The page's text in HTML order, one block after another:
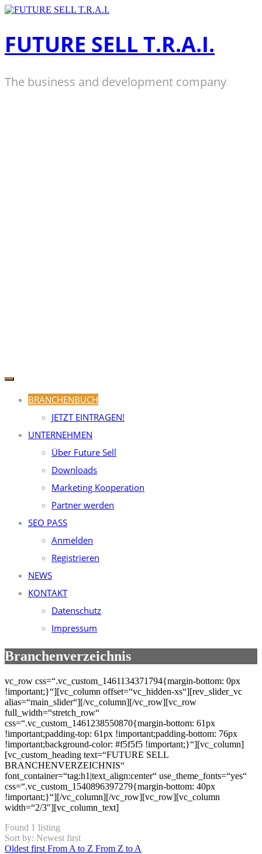
Zum
FUTURE SELL T.R.A.I.
The business and development company
BRANCHENBUCH
JETZT EINTRAGEN!
UNTERNEHMEN
Über Future Sell
Downloads
Marketing Kooperation
Partner werden
SEO PASS
Anmelden
Registrieren
NEWS
KONTAKT
Datenschutz
Impressum
Branchenverzeichnis
vc_row css=“.vc_custom_1461134371794{margin-bottom: 0px
!important;}“][vc_column offset=“vc_hidden-xs“][rev_slider_vc
alias=“main_slider“][/vc_column][/vc_row][vc_row
full_width=“stretch_row“
css=“.vc_custom_1461238550870{margin-bottom: 61px
!important;padding-top: 61px !important;padding-bottom: 76px
!important;background-color: #f5f5f5 !important;}“][vc_column]
[vc_custom_heading text=“FUTURE SELL
BRANCHENVERZEICHNIS“
font_container=“tag:h1|text_align:center“ use_theme_fonts=“yes“
css=“.vc_custom_1540896397279{margin-bottom: 40px
!important;}“][/vc_column][/vc_row][vc_row][vc_column
width=“2/3″][vc_column_text]
Found 1 listing
Sort by: Newest first
Oldest first From A to Z From Z to A